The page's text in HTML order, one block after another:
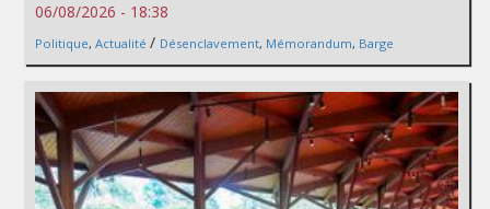
06/08/2026 - 18:38
Politique, Actualité / Désenclavement, Mémorandum, Barge